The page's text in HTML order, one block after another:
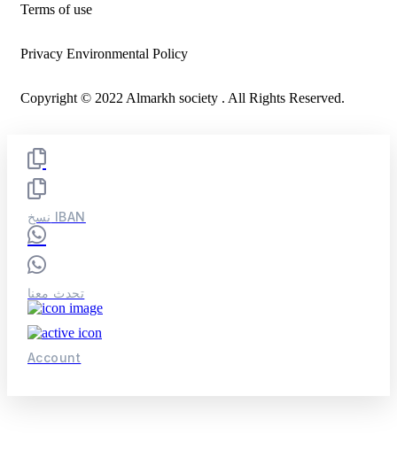
Terms of use
Privacy Environmental Policy
Copyright © 2022 Almarkh society . All Rights Reserved.
نسخ IBAN
تحدث معنا
Account